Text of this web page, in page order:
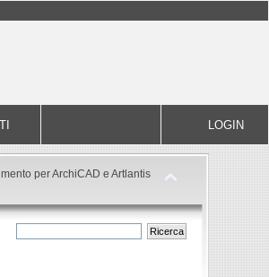
LOGIN
per ArchiCAD e Artlantis